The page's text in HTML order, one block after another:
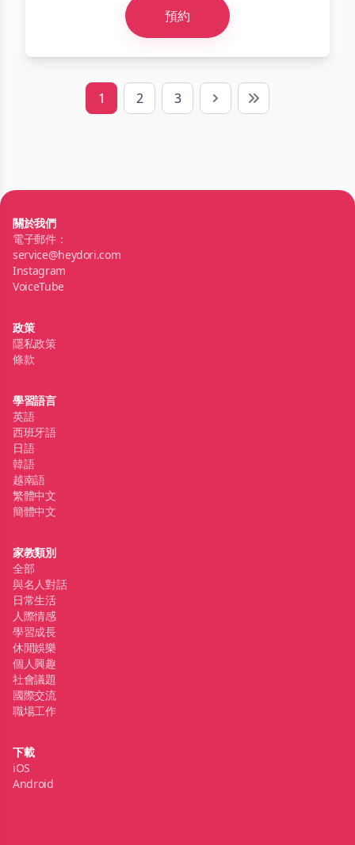
預約
1 2 3 Next Last
關於我們
電子郵件：
service@heydori.com
Instagram
VoiceTube
政策
隱私政策
條款
學習語言
英語
西班牙語
日語
韓語
越南語
繁體中文
簡體中文
家教類別
全部
與名人對話
日常生活
人際情感
學習成長
休閒娛樂
個人興趣
社會議題
國際交流
職場工作
下載
iOS
Android